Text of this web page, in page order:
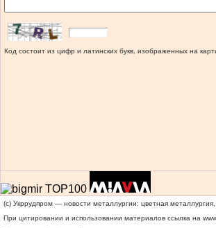
Код состоит из цифр и латинских букв, изображенных на
(c) Укррудпром — новости металлургии: цветная
При цитировании и использовании материалов ссылка на